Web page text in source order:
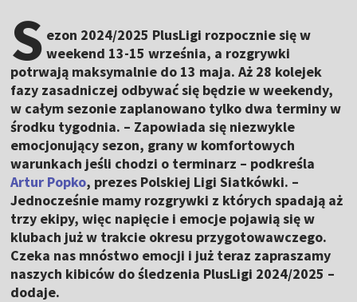
S ezon 2024/2025 PlusLigi rozpocznie się w
weekend 13-15 września, a rozgrywki
potrwają maksymalnie do 13 maja. Aż 28 kolejek
fazy zasadniczej odbywać się będzie w weekendy,
w całym sezonie zaplanowano tylko dwa terminy w
środku tygodnia. – Zapowiada się niezwykle
emocjonujący sezon, grany w komfortowych
warunkach jeśli chodzi o terminarz – podkreśla
Artur Popko, prezes Polskiej Ligi Siatkówki. –
Jednocześnie mamy rozgrywki z których spadają aż
trzy ekipy, więc napięcie i emocje pojawią się w
klubach już w trakcie okresu przygotowawczego.
Czeka nas mnóstwo emocji i już teraz zapraszamy
naszych kibiców do śledzenia PlusLigi 2024/2025 –
dodaje.